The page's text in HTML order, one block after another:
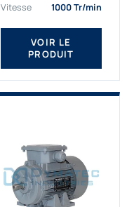
être alimenté...
Vitesse
1000 Tr/min
VOIR LE
PRODUIT